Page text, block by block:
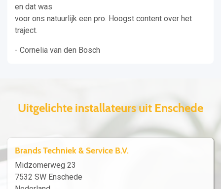
en dat was
voor ons natuurlijk een pro. Hoogst content over het
traject.
- Cornelia van den Bosch
Uitgelichte installateurs uit Enschede
Brands Techniek & Service B.V.
Midzomerweg 23
7532 SW Enschede